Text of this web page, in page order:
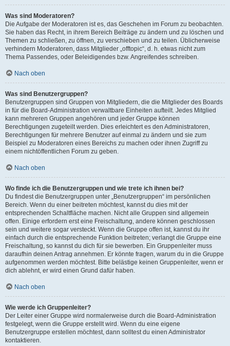
Was sind Moderatoren?
Die Aufgabe der Moderatoren ist es, das Geschehen im Forum zu beobachten.
Sie haben das Recht, in ihrem Bereich Beiträge zu ändern und zu löschen und
Themen zu schließen, zu öffnen, zu verschieben und zu teilen. Üblicherweise
verhindern Moderatoren, dass Mitglieder „offtopic“, d. h. etwas nicht zum
Thema Passendes, oder Beleidigendes bzw. Angreifendes schreiben.
Nach oben
Was sind Benutzergruppen?
Benutzergruppen sind Gruppen von Mitgliedern, die die Mitglieder des Boards
in für die Board-Administration verwaltbare Einheiten aufteilt. Jedes Mitglied
kann mehreren Gruppen angehören und jeder Gruppe können
Berechtigungen zugeteilt werden. Dies erleichtert es den Administratoren,
Berechtigungen für mehrere Benutzer auf einmal zu ändern und sie zum
Beispiel zu Moderatoren eines Bereichs zu machen oder ihnen Zugriff zu
einem nichtöffentlichen Forum zu geben.
Nach oben
Wo finde ich die Benutzergruppen und wie trete ich ihnen bei?
Du findest die Benutzergruppen unter „Benutzergruppen“ im persönlichen
Bereich. Wenn du einer beitreten möchtest, kannst du dies mit der
entsprechenden Schaltfläche machen. Nicht alle Gruppen sind allgemein
offen. Einige erfordern erst eine Freischaltung, andere können geschlossen
sein und weitere sogar versteckt. Wenn die Gruppe offen ist, kannst du ihr
einfach durch die entsprechende Funktion beitreten; verlangt die Gruppe eine
Freischaltung, so kannst du dich für sie bewerben. Ein Gruppenleiter muss
daraufhin deinen Antrag annehmen. Er könnte fragen, warum du in die Gruppe
aufgenommen werden möchtest. Bitte belästige keinen Gruppenleiter, wenn er
dich ablehnt, er wird einen Grund dafür haben.
Nach oben
Wie werde ich Gruppenleiter?
Der Leiter einer Gruppe wird normalerweise durch die Board-Administration
festgelegt, wenn die Gruppe erstellt wird. Wenn du eine eigene
Benutzergruppe erstellen möchtest, dann solltest du einen Administrator
kontaktieren.